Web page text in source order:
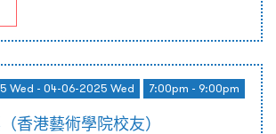
Wed - 04-06-2025 Wed 7:00pm - 9:00pm
香港藝術學院校友）